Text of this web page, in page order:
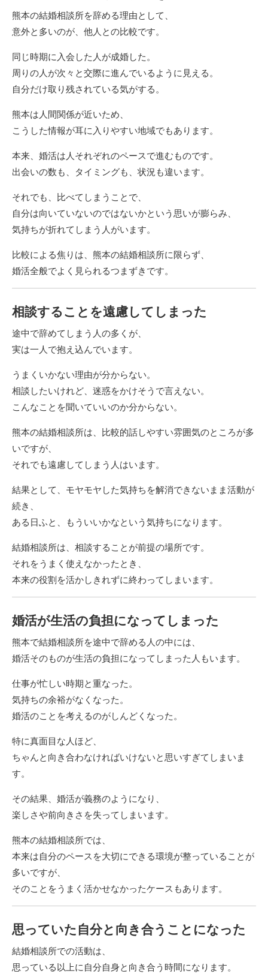
熊本の結婚相談所を辞める理由として、
意外と多いのが、他人との比較です。
同じ時期に入会した人が成婚した。
周りの人が次々と交際に進んでいるように見える。
自分だけ取り残されている気がする。
熊本は人間関係が近いため、
こうした情報が耳に入りやすい地域でもあります。
本来、婚活は人それぞれのペースで進むものです。
出会いの数も、タイミングも、状況も違います。
それでも、比べてしまうことで、
自分は向いていないのではないかという思いが膨らみ、
気持ちが折れてしまう人がいます。
比較による焦りは、熊本の結婚相談所に限らず、
婚活全般でよく見られるつまずきです。
相談することを遠慮してしまった
途中で辞めてしまう人の多くが、
実は一人で抱え込んでいます。
うまくいかない理由が分からない。
相談したいけれど、迷惑をかけそうで言えない。
こんなことを聞いていいのか分からない。
熊本の結婚相談所は、比較的話しやすい雰囲気のところが多
いですが、
それでも遠慮してしまう人はいます。
結果として、モヤモヤした気持ちを解消できないまま活動が
続き、
ある日ふと、もういいかなという気持ちになります。
結婚相談所は、相談することが前提の場所です。
それをうまく使えなかったとき、
本来の役割を活かしきれずに終わってしまいます。
婚活が生活の負担になってしまった
熊本で結婚相談所を途中で辞める人の中には、
婚活そのものが生活の負担になってしまった人もいます。
仕事が忙しい時期と重なった。
気持ちの余裕がなくなった。
婚活のことを考えるのがしんどくなった。
特に真面目な人ほど、
ちゃんと向き合わなければいけないと思いすぎてしまいま
す。
その結果、婚活が義務のようになり、
楽しさや前向きさを失ってしまいます。
熊本の結婚相談所では、
本来は自分のペースを大切にできる環境が整っていることが
多いですが、
そのことをうまく活かせなかったケースもあります。
思っていた自分と向き合うことになった
結婚相談所での活動は、
思っている以上に自分自身と向き合う時間になります。